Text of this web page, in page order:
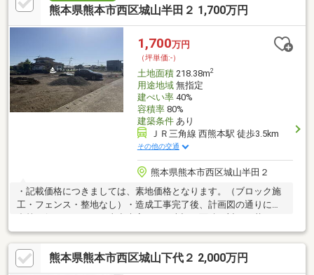
熊本県熊本市西区城山半田２ 1,700万円
1,700万円
（坪単価:-）
土地面積218.38m2
用途地域無指定
建ぺい率40%
容積率80%
建築条件あり
ＪＲ三角線 西熊本駅 徒歩3.5km
その他の交通
熊本県熊本市西区城山半田２
・記載価格につきましては、素地価格となります。（ブロック施
工・フェンス・整地なし）・造成工事完了後、計画図の通りに分
差異が発生する可能性がございます。・上水道加入金/下水道受益
者負担金の清算が発生します。（買主負担）
熊本県熊本市西区城山下代２ 2,000万円